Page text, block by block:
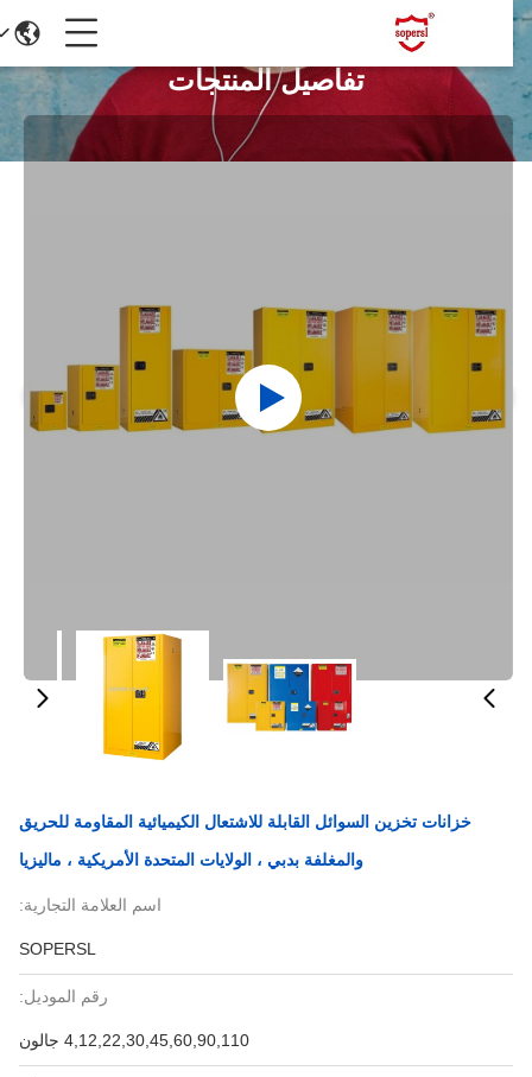
تفاصيل المنتجات
خزانات تخزين السوائل القابلة للاشتعال الكيميائية المقاومة للحريق
والمغلفة بدبي ، الولايات المتحدة الأمريكية ، ماليزيا
اسم العلامة التجارية:
SOPERSL
رقم الموديل:
4,12,22,30,45,60,90,110 جالون